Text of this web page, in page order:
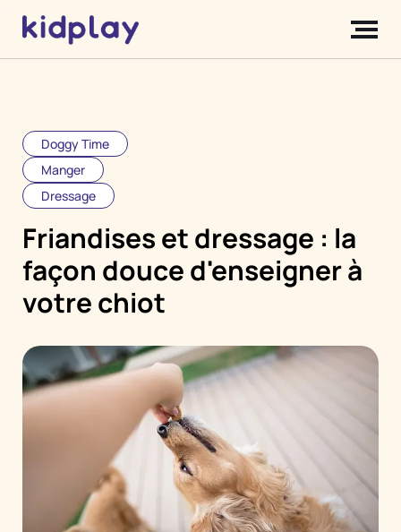
Doggy Time
Manger
Dressage
Friandises et dressage : la
façon douce d'enseigner à
votre chiot